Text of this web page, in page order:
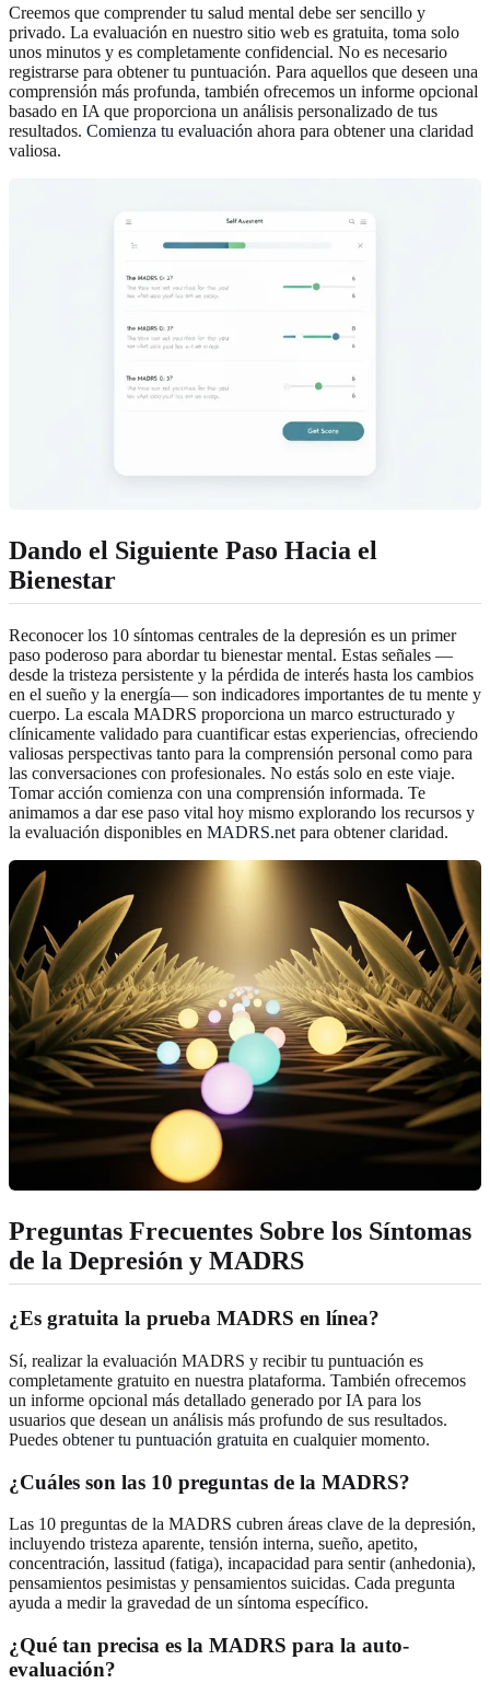
Creemos que comprender tu salud mental debe ser sencillo y
privado. La evaluación en nuestro sitio web es gratuita, toma solo
unos minutos y es completamente confidencial. No es necesario
registrarse para obtener tu puntuación. Para aquellos que deseen una
comprensión más profunda, también ofrecemos un informe opcional
basado en IA que proporciona un análisis personalizado de tus
resultados. Comienza tu evaluación ahora para obtener una claridad
valiosa.
Dando el Siguiente Paso Hacia el
Bienestar
Reconocer los 10 síntomas centrales de la depresión es un primer
paso poderoso para abordar tu bienestar mental. Estas señales —
desde la tristeza persistente y la pérdida de interés hasta los cambios
en el sueño y la energía— son indicadores importantes de tu mente y
cuerpo. La escala MADRS proporciona un marco estructurado y
clínicamente validado para cuantificar estas experiencias, ofreciendo
valiosas perspectivas tanto para la comprensión personal como para
las conversaciones con profesionales. No estás solo en este viaje.
Tomar acción comienza con una comprensión informada. Te
animamos a dar ese paso vital hoy mismo explorando los recursos y
la evaluación disponibles en MADRS.net para obtener claridad.
Preguntas Frecuentes Sobre los Síntomas
de la Depresión y MADRS
¿Es gratuita la prueba MADRS en línea?
Sí, realizar la evaluación MADRS y recibir tu puntuación es
completamente gratuito en nuestra plataforma. También ofrecemos
un informe opcional más detallado generado por IA para los
usuarios que desean un análisis más profundo de sus resultados.
Puedes obtener tu puntuación gratuita en cualquier momento.
¿Cuáles son las 10 preguntas de la MADRS?
Las 10 preguntas de la MADRS cubren áreas clave de la depresión,
incluyendo tristeza aparente, tensión interna, sueño, apetito,
concentración, lassitud (fatiga), incapacidad para sentir (anhedonia),
pensamientos pesimistas y pensamientos suicidas. Cada pregunta
ayuda a medir la gravedad de un síntoma específico.
¿Qué tan precisa es la MADRS para la auto-
evaluación?